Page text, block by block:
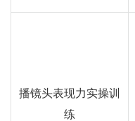
播镜头表现力实操训
练